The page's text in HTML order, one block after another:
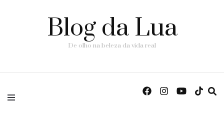
Blog da Lua
De olho na beleza da vida real